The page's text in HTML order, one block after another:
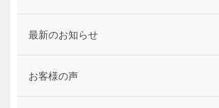
最新のお知らせ
お客様の声